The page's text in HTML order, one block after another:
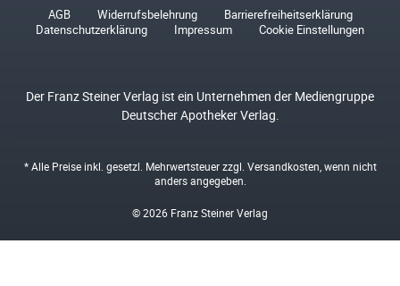
AGB Widerrufsbelehrung
Barrierefreiheitserklärung
Datenschutzerklärung
Impressum Cookie Einstellungen
Der Franz Steiner Verlag ist ein Unternehmen der Mediengruppe
Deutscher Apotheker Verlag.
* Alle Preise inkl. gesetzl. Mehrwertsteuer zzgl. Versandkosten , wenn nicht
anders angegeben.
© 2026 Franz Steiner Verlag